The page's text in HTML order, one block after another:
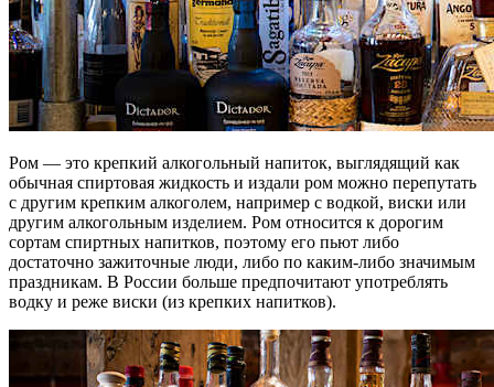
Ром — это крепкий алкогольный напиток, выглядящий как
обычная спиртовая жидкость и издали ром можно перепутать
с другим крепким алкоголем, например с водкой, виски или
другим алкогольным изделием. Ром относится к дорогим
сортам спиртных напитков, поэтому его пьют либо
достаточно зажиточные люди, либо по каким-либо значимым
праздникам. В России больше предпочитают употреблять
водку и реже виски (из крепких напитков).